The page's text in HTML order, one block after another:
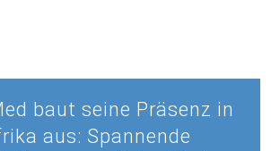
baut seine Präsenz in
aus: Spannende